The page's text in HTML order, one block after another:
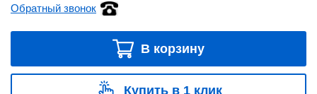
Обратный звонок
В корзину
Купить в 1 клик